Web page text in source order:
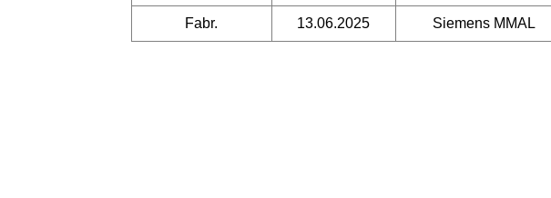
Fabr. 13.06.2025 Siemens MMAL